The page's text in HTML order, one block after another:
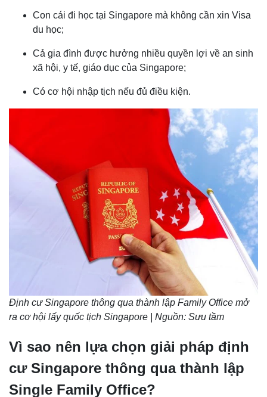
Con cái đi học tại Singapore mà không cần xin Visa
du học;
Cả gia đình được hưởng nhiều quyền lợi về an sinh
xã hội, y tế, giáo dục của Singapore;
Có cơ hội nhập tịch nếu đủ điều kiện.
Định cư Singapore thông qua thành lập Family Office mở
ra cơ hội lấy quốc tịch Singapore | Nguồn: Sưu tầm
Vì sao nên lựa chọn giải pháp định
cư Singapore thông qua thành lập
Single Family Office?